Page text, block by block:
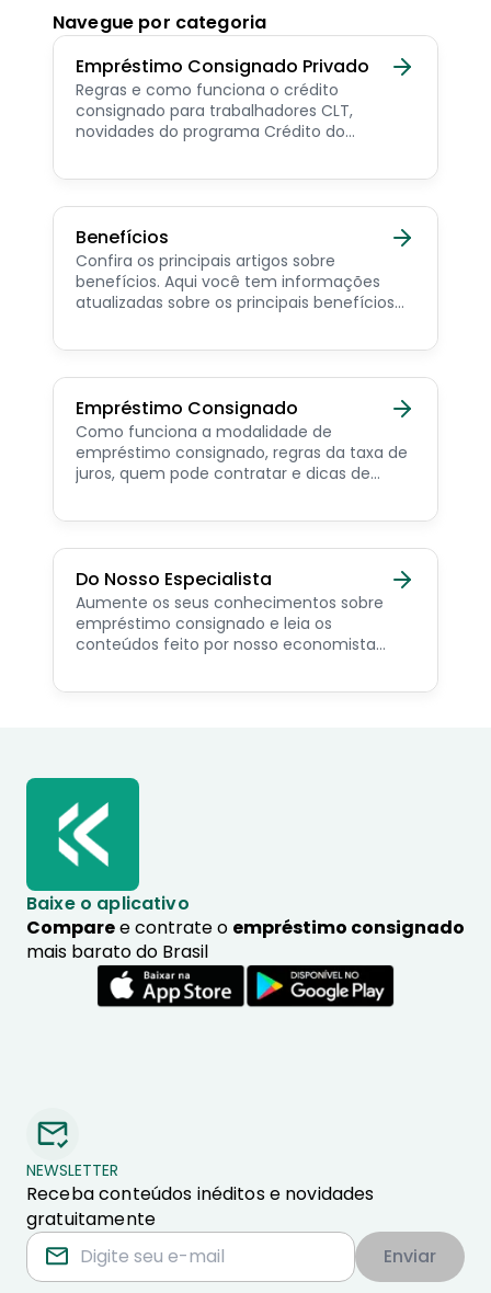
Navegue por categoria
Empréstimo Consignado Privado
Regras e como funciona o crédito
consignado para trabalhadores CLT,
novidades do programa Crédito do
consignado privado.
Benefícios
Confira os principais artigos sobre
benefícios. Aqui você tem informações
atualizadas sobre os principais benefícios
pensionista e beneficiários de programas
Empréstimo Consignado
Como funciona a modalidade de
empréstimo consignado, regras da taxa de
juros, quem pode contratar e dicas de
Do Nosso Especialista
Aumente os seus conhecimentos sobre
empréstimo consignado e leia os
conteúdos feito por nosso economista
Baixe o aplicativo
Comparee contrate o empréstimo consignado
mais barato do Brasil
NEWSLETTER
Receba conteúdos inéditos e novidades
gratuitamente
Enviar